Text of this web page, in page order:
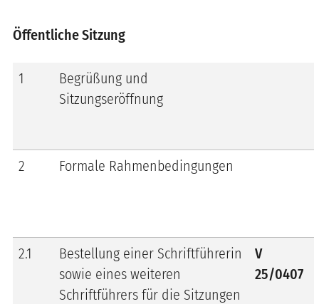
Öffentliche Sitzung
1
Begrüßung und
Sitzungseröffnung
2 Formale Rahmenbedingungen
2.1
Bestellung einer Schriftführerin
sowie eines weiteren
Schriftführers für die Sitzungen
V
25/0407